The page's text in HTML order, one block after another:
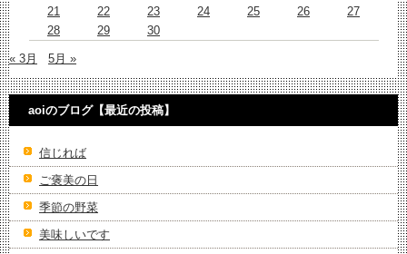
21
22 23 24 25 26
27
28
29 30
« 3月 5月 »
aoiのブログ【最近の投稿】
信じれば
ご褒美の日
季節の野菜
美味しいです